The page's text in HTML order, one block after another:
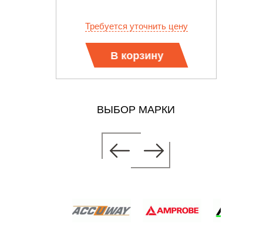
Требуется уточнить цену
В корзину
ВЫБОР МАРКИ